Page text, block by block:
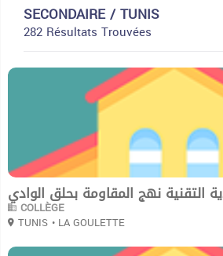
SECONDAIRE / TUNIS
282 Résultats Trouvées
التقنية نهج المقاومة بحلق الوادي
COLLÈGE
TUNIS • LA GOULETTE